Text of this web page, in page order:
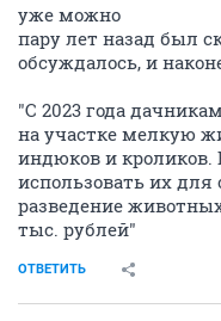
уже можно
пару лет назад был
обсуждалось, и
"С 2023 года
на участке мелкую
индюков и кроликов.
использовать их для
разведение
тыс. рублей"
ОТВЕТИТЬ